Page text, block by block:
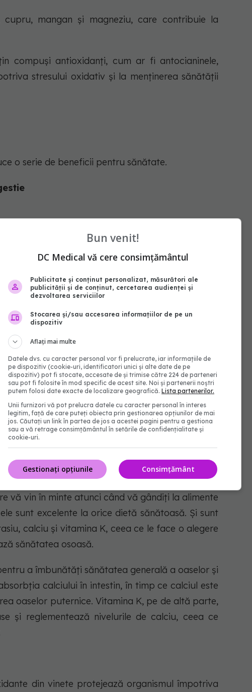
mangan și magneziu, care contribuie la
compuși antioxidanți, cum ar fi antocianinele,
stresului oxidativ și la menținerea sănătății
o serie de beneficii pentru sănătate.
constipație, flatulență sau doriți să mențineți
în dieta voastră poate fi soluția potrivită.
de probleme digestive, dar pot și să crească
care le consumați alături de ele. De asemenea,
care ajută la hrănirea bacteriilor bune din
acestora, conformHealthier Steps.
și bogăției în fibre, vinetele pot contribui la
greutate în cadrul unei diete echilibrate.
tensiunii arteriale în limitele normale,
vă vin în minte atunci când vă gândiți la alimente
sunt excelente la orice dietă sănătoasă. Și sunt
calciu și vitamina K, ceea ce le face o alegere
sănătatea osoasă.
a îmbunătăți sănătatea generală a oaselor și
calciului în intestin, în timp ce calciul este
oaselor puternice. Vitamina K, pe de altă parte,
și reglementează nivelurile de calciu, ceea ce
din vinete protejează organismul împotriva
Bun venit!
DC Medical vă cere consimțământul
Publicitate și conținut personalizat, măsurători ale
publicității și de conținut, cercetarea audienței și
dezvoltarea serviciilor
Stocarea și/sau accesarea informațiilor de pe un
dispozitiv
Aflați mai multe
Datele dvs. cu caracter personal vor fi prelucrate, iar informațiile de
pe dispozitiv (cookie-uri, identificatori unici și alte date de pe
dispozitiv) pot fi stocate, accesate de și trimise către 224 de parteneri
sau pot fi folosite în mod specific de acest site. Noi și partenerii noștri
putem folosi date exacte de localizare geografică. Lista partenerilor.
Unii furnizori vă pot prelucra datele cu caracter personal în interes
legitim, față de care puteți obiecta prin gestionarea opțiunilor de mai
jos. Căutați un link în partea de jos a acestei pagini pentru a gestiona
sau a vă retrage consimțământul în setările de confidențialitate și
cookie-uri.
Consimțământ
Gestionați opțiunile